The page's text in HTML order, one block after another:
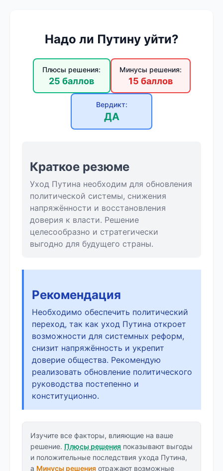
Надо ли Путину уйти?
Плюсы решения:
25 баллов
Минусы решения:
15 баллов
Вердикт:
ДА
Краткое резюме
Уход Путина необходим для обновления
политической системы, снижения
напряжённости и восстановления
доверия к власти. Решение
целесообразно и стратегически
выгодно для будущего страны.
Рекомендация
Необходимо обеспечить политический
переход, так как уход Путина откроет
возможности для системных реформ,
снизит напряжённость и укрепит
доверие общества. Рекомендую
реализовать обновление политического
руководства постепенно и
конституционно.
Изучите все факторы, влияющие на ваше
решение. Плюсы решения показывают выгоды
и положительные последствия ухода Путина,
а Минусы решения отражают возможные